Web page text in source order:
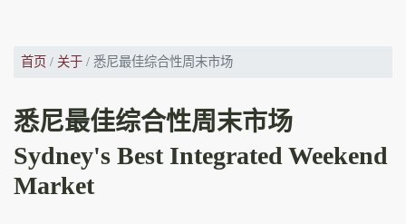
首页 关于 悉尼最佳综合性周末市场
悉尼最佳综合性周末市场
Sydney's Best Integrated Weekend
Market